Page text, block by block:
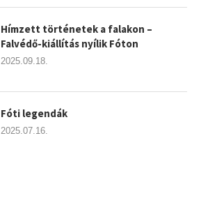
Hímzett történetek a falakon –
Falvédő-kiállítás nyílik Fóton
2025.09.18.
Fóti legendák
2025.07.16.